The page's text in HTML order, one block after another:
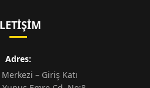
Adres:
– Giriş Katı